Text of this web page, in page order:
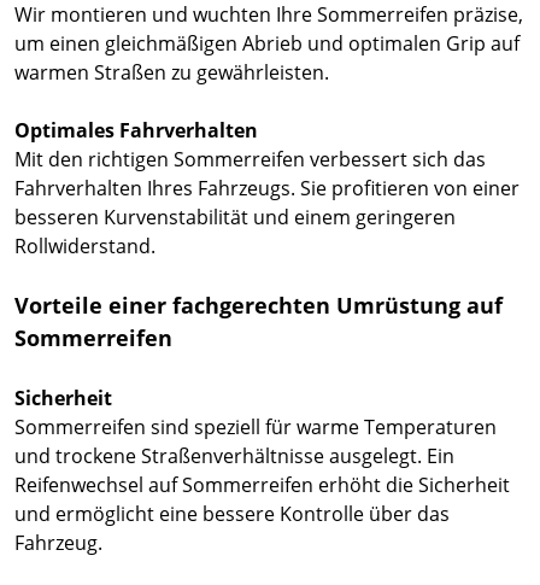
Wir montieren und wuchten Ihre Sommerreifen präzise,
um einen gleichmäßigen Abrieb und optimalen Grip auf
warmen Straßen zu gewährleisten.
Optimales Fahrverhalten
Mit den richtigen Sommerreifen verbessert sich das
Fahrverhalten Ihres Fahrzeugs. Sie profitieren von einer
besseren Kurvenstabilität und einem geringeren
Rollwiderstand.
Vorteile einer fachgerechten Umrüstung auf
Sommerreifen
Sicherheit
Sommerreifen sind speziell für warme Temperaturen
und trockene Straßenverhältnisse ausgelegt. Ein
Reifenwechsel auf Sommerreifen erhöht die Sicherheit
und ermöglicht eine bessere Kontrolle über das
Fahrzeug.